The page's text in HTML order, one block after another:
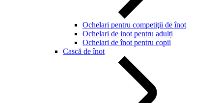
Ochelari pentru competiţii de înot
Ochelari de inot pentru adulți
Ochelari de înot pentru copii
Cască de înot